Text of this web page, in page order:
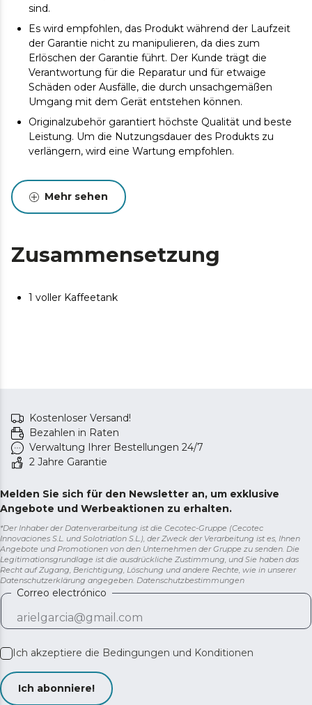
sind.
Es wird empfohlen, das Produkt während der Laufzeit
der Garantie nicht zu manipulieren, da dies zum
Erlöschen der Garantie führt. Der Kunde trägt die
Verantwortung für die Reparatur und für etwaige
Schäden oder Ausfälle, die durch unsachgemäßen
Umgang mit dem Gerät entstehen können.
Originalzubehör garantiert höchste Qualität und beste
Leistung. Um die Nutzungsdauer des Produkts zu
verlängern, wird eine Wartung empfohlen.
Mehr sehen
Zusammensetzung
1 voller Kaffeetank
Kostenloser Versand!
Bezahlen in Raten
Verwaltung Ihrer Bestellungen 24/7
2 Jahre Garantie
Melden Sie sich für den Newsletter an, um exklusive
Angebote und Werbeaktionen zu erhalten.
*Der Inhaber der Datenverarbeitung ist die Cecotec-Gruppe (Cecotec
Innovaciones S.L. und Solotriatlon S.L.), der Zweck der Verarbeitung ist es, Ihnen
Angebote und Promotionen von den Unternehmen der Gruppe zu senden. Die
Legitimationsgrundlage ist die ausdrückliche Zustimmung, und Sie haben das
Recht auf Zugang, Berichtigung, Löschung und andere Rechte, wie in unserer
Datenschutzerklärung angegeben. Datenschutzbestimmungen
Correo electrónico
Ich akzeptiere die Bedingungen und Konditionen
Ich abonniere!